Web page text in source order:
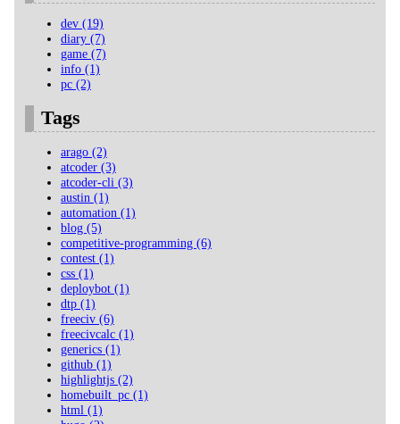
dev (19)
diary (7)
game (7)
info (1)
pc (2)
Tags
arago (2)
atcoder (3)
atcoder-cli (3)
austin (1)
automation (1)
blog (5)
competitive-programming (6)
contest (1)
css (1)
deploybot (1)
dtp (1)
freeciv (6)
freecivcalc (1)
generics (1)
github (1)
highlightjs (2)
homebuilt_pc (1)
html (1)